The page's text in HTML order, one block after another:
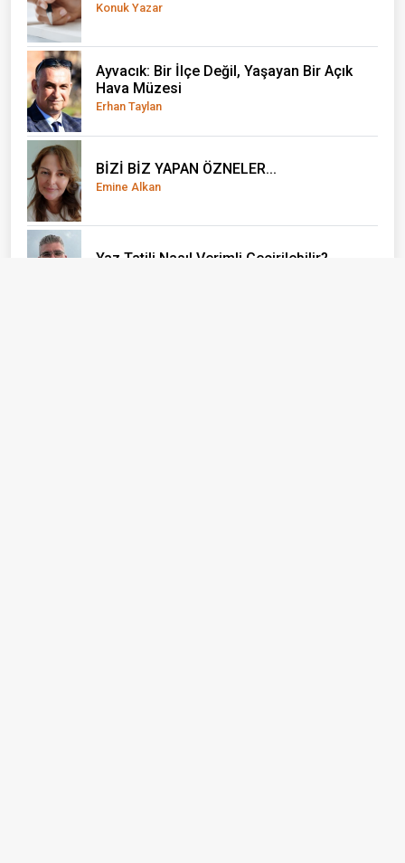
Konuk Yazar
Ayvacık: Bir İlçe Değil, Yaşayan Bir Açık
Hava Müzesi
Erhan Taylan
BİZİ BİZ YAPAN ÖZNELER...
Emine Alkan
Yaz Tatili Nasıl Verimli Geçirilebilir?